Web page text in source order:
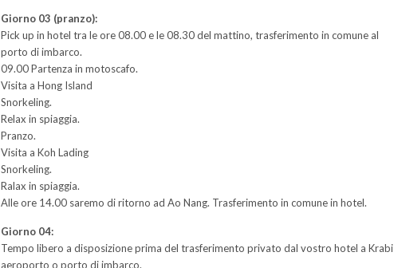
Giorno 03 (pranzo):
Pick up in hotel tra le ore 08.00 e le 08.30 del mattino, trasferimento in comune al
porto di imbarco.
09.00 Partenza in motoscafo.
Visita a Hong Island
Snorkeling.
Relax in spiaggia.
Pranzo.
Visita a Koh Lading
Snorkeling.
Ralax in spiaggia.
Alle ore 14.00 saremo di ritorno ad Ao Nang. Trasferimento in comune in hotel.
Giorno 04:
Tempo libero a disposizione prima del trasferimento privato dal vostro hotel a Krabi
aeroporto o porto di imbarco.